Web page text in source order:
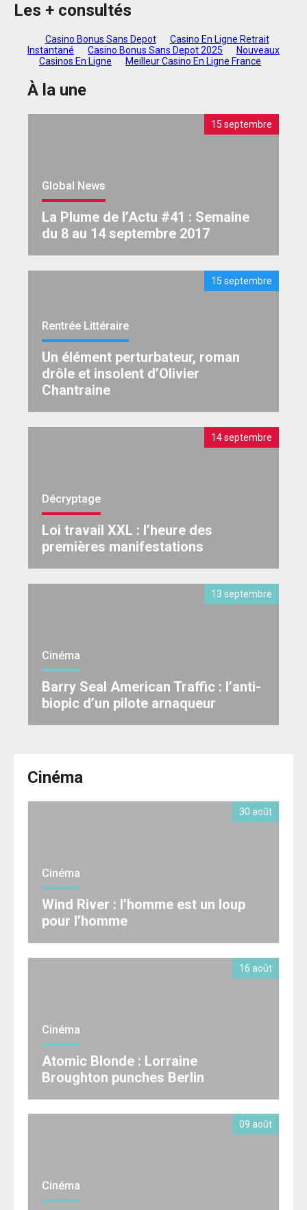
Les + consultés
Casino Bonus Sans Depot
Casino En Ligne Retrait
Instantané
Casino Bonus Sans Depot 2025
Nouveaux
Casinos En Ligne
Meilleur Casino En Ligne France
À la une
15 septembre
Global News
La Plume de l’Actu #41 : Semaine
du 8 au 14 septembre 2017
15 septembre
Rentrée Littéraire
Un élément perturbateur, roman
drôle et insolent d’Olivier
Chantraine
14 septembre
Décryptage
Loi travail XXL : l’heure des
premières manifestations
13 septembre
Cinéma
Barry Seal American Traffic : l’anti-
biopic d’un pilote arnaqueur
Cinéma
30 août
Cinéma
Wind River : l’homme est un loup
pour l’homme
16 août
Cinéma
Atomic Blonde : Lorraine
Broughton punches Berlin
09 août
Cinéma